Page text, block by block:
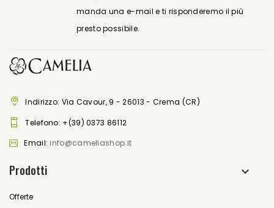
manda una e-mail e ti risponderemo il più
presto possibile.
Indirizzo: Via Cavour, 9 - 26013 - Crema (CR)
Telefono: +(39) 0373 86112
Email: info@cameliashop.it
Prodotti
Offerte